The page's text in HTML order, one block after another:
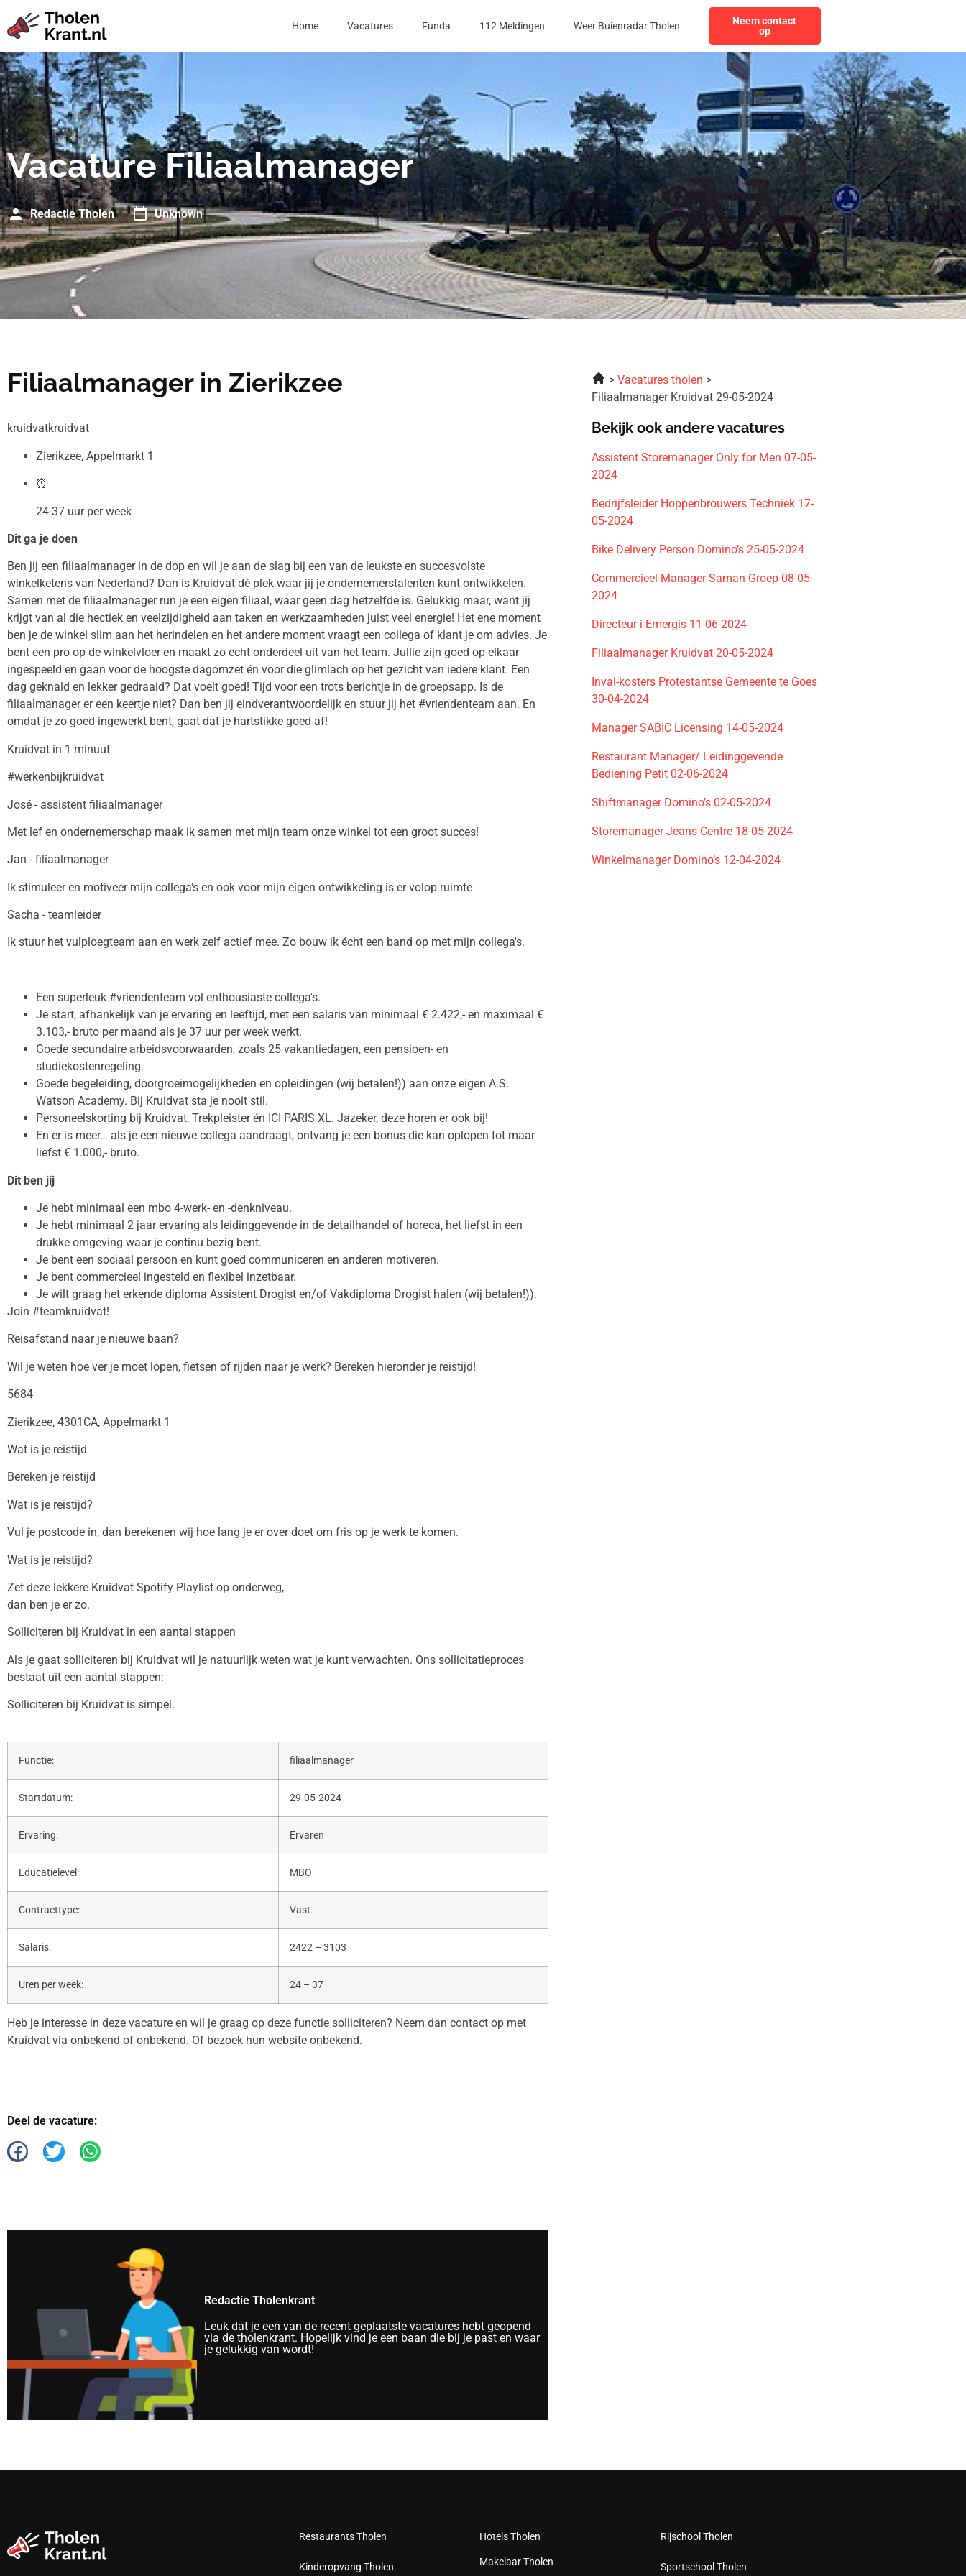
Home Vacatures Funda 112 Meldingen Weer Buienradar Tholen
Neem contact
op
Vacature Filiaalmanager
Redactie Tholen Unknown
Filiaalmanager in Zierikzee
kruidvatkruidvat
Zierikzee, Appelmarkt 1
⏰
24-37 uur per week
Dit ga je doen
Ben jij een filiaalmanager in de dop en wil je aan de slag bij een van de leukste en succesvolste
winkelketens van Nederland? Dan is Kruidvat dé plek waar jij je ondernemerstalenten kunt ontwikkelen.
Samen met de filiaalmanager run je een eigen filiaal, waar geen dag hetzelfde is. Gelukkig maar, want jij
krijgt van al die hectiek en veelzijdigheid aan taken en werkzaamheden juist veel energie! Het ene moment
ben je de winkel slim aan het herindelen en het andere moment vraagt een collega of klant je om advies. Je
bent een pro op de winkelvloer en maakt zo echt onderdeel uit van het team. Jullie zijn goed op elkaar
ingespeeld en gaan voor de hoogste dagomzet én voor die glimlach op het gezicht van iedere klant. Een
dag geknald en lekker gedraaid? Dat voelt goed! Tijd voor een trots berichtje in de groepsapp. Is de
filiaalmanager er een keertje niet? Dan ben jij eindverantwoordelijk en stuur jij het #vriendenteam aan. En
omdat je zo goed ingewerkt bent, gaat dat je hartstikke goed af!
Kruidvat in 1 minuut
#werkenbijkruidvat
José - assistent filiaalmanager
Met lef en ondernemerschap maak ik samen met mijn team onze winkel tot een groot succes!
Jan - filiaalmanager
Ik stimuleer en motiveer mijn collega's en ook voor mijn eigen ontwikkeling is er volop ruimte
Sacha - teamleider
Ik stuur het vulploegteam aan en werk zelf actief mee. Zo bouw ik écht een band op met mijn collega's.
Een superleuk #vriendenteam vol enthousiaste collega's.
Je start, afhankelijk van je ervaring en leeftijd, met een salaris van minimaal € 2.422,- en maximaal €
3.103,- bruto per maand als je 37 uur per week werkt.
Goede secundaire arbeidsvoorwaarden, zoals 25 vakantiedagen, een pensioen- en
studiekostenregeling.
Goede begeleiding, doorgroeimogelijkheden en opleidingen (wij betalen!)) aan onze eigen A.S.
Watson Academy. Bij Kruidvat sta je nooit stil.
Personeelskorting bij Kruidvat, Trekpleister én ICI PARIS XL. Jazeker, deze horen er ook bij!
En er is meer… als je een nieuwe collega aandraagt, ontvang je een bonus die kan oplopen tot maar
liefst € 1.000,- bruto.
Dit ben jij
Je hebt minimaal een mbo 4-werk- en -denkniveau.
Je hebt minimaal 2 jaar ervaring als leidinggevende in de detailhandel of horeca, het liefst in een
drukke omgeving waar je continu bezig bent.
Je bent een sociaal persoon en kunt goed communiceren en anderen motiveren.
Je bent commercieel ingesteld en flexibel inzetbaar.
Je wilt graag het erkende diploma Assistent Drogist en/of Vakdiploma Drogist halen (wij betalen!)).
Join #teamkruidvat!
Reisafstand naar je nieuwe baan?
Wil je weten hoe ver je moet lopen, fietsen of rijden naar je werk? Bereken hieronder je reistijd!
5684
Zierikzee, 4301CA, Appelmarkt 1
Wat is je reistijd
Bereken je reistijd
Wat is je reistijd?
Vul je postcode in, dan berekenen wij hoe lang je er over doet om fris op je werk te komen.
Wat is je reistijd?
Zet deze lekkere Kruidvat Spotify Playlist op onderweg,
dan ben je er zo.
Solliciteren bij Kruidvat in een aantal stappen
Als je gaat solliciteren bij Kruidvat wil je natuurlijk weten wat je kunt verwachten. Ons sollicitatieproces
bestaat uit een aantal stappen:
Solliciteren bij Kruidvat is simpel.
Functie: filiaalmanager
Startdatum: 29-05-2024
Ervaring: Ervaren
Educatielevel: MBO
Contracttype: Vast
Salaris: 2422 – 3103
Uren per week: 24 – 37
Heb je interesse in deze vacature en wil je graag op deze functie solliciteren? Neem dan contact op met
Kruidvat via onbekend of onbekend. Of bezoek hun website onbekend.
Deel de vacature:
Redactie Tholenkrant
Leuk dat je een van de recent geplaatste vacatures hebt geopend
via de tholenkrant. Hopelijk vind je een baan die bij je past en waar
je gelukkig van wordt!
Vacatures tholen
Filiaalmanager Kruidvat 29-05-2024
Bekijk ook andere vacatures
Assistent Storemanager Only for Men 07-05-
2024
Bedrijfsleider Hoppenbrouwers Techniek 17-
05-2024
Bike Delivery Person Domino’s 25-05-2024
Commercieel Manager Saman Groep 08-05-
2024
Directeur i Emergis 11-06-2024
Filiaalmanager Kruidvat 20-05-2024
Inval-kosters Protestantse Gemeente te Goes
30-04-2024
Manager SABIC Licensing 14-05-2024
Restaurant Manager/ Leidinggevende
Bediening Petit 02-06-2024
Shiftmanager Domino’s 02-05-2024
Storemanager Jeans Centre 18-05-2024
Winkelmanager Domino’s 12-04-2024
Restaurants Tholen
Kinderopvang Tholen
Hotels Tholen
Makelaar Tholen
Rijschool Tholen
Sportschool Tholen